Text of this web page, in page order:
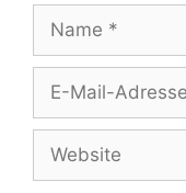
Name
Adresse
Website